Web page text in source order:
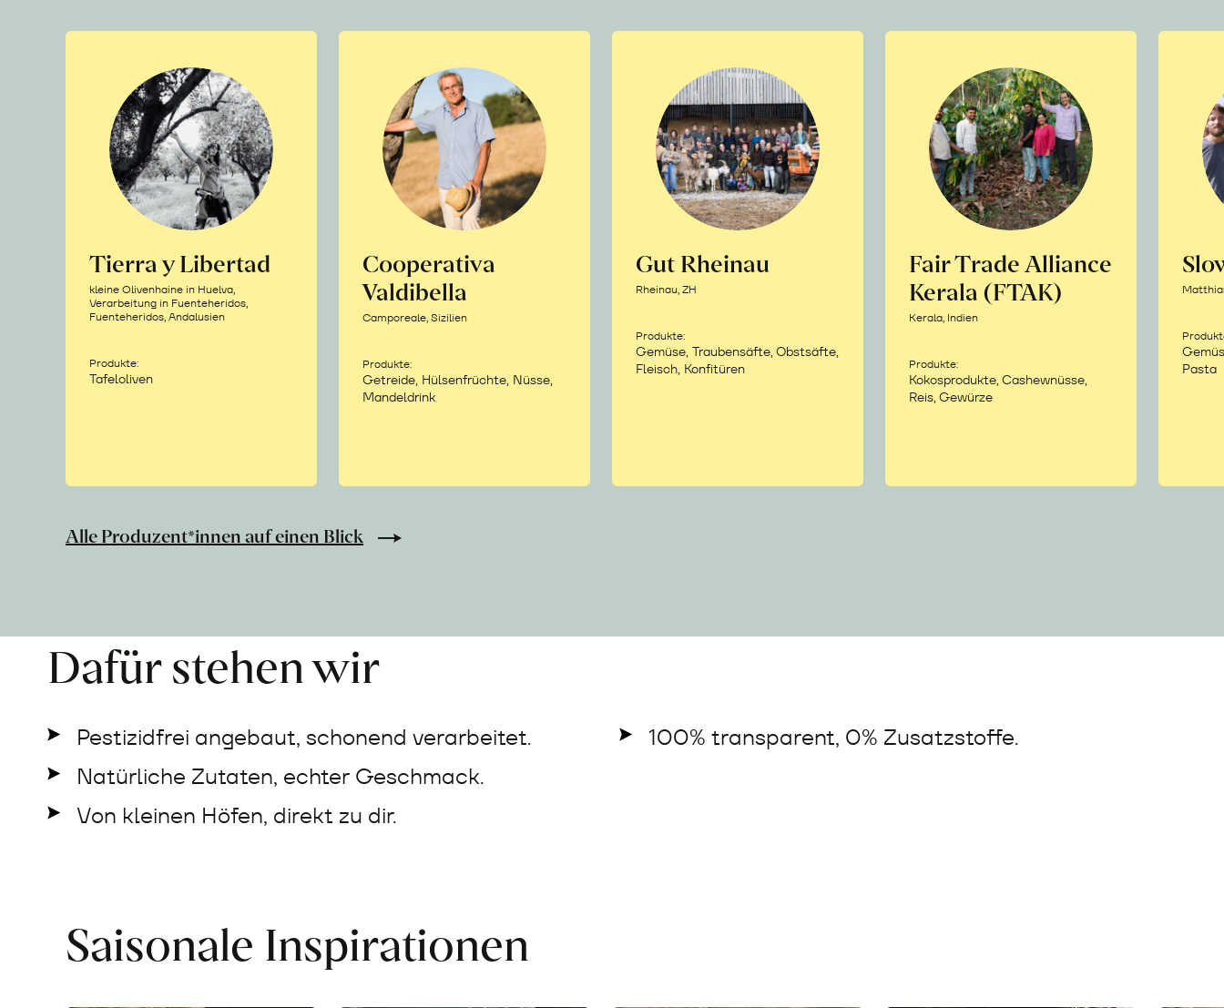
Tierra y Libertad
kleine Olivenhaine in Huelva,
Verarbeitung in Fuenteheridos,
Fuenteheridos, Andalusien
Produkte:
Tafeloliven
Cooperativa
Valdibella
Camporeale, Sizilien
Produkte:
Getreide, Hülsenfrüchte, Nüsse,
Mandeldrink
Gut Rheinau
Rheinau, ZH
Produkte:
Gemüse, Traubensäfte, Obstsäfte,
Fleisch, Konfitüren
Fair Trade Alliance
Kerala (FTAK)
Kerala, Indien
Produkte:
Kokosprodukte, Cashewnüsse,
Reis, Gewürze
Pasta
Alle Produzent*innen auf einen Blick
Dafür stehen wir
Pestizidfrei angebaut, schonend verarbeitet.
Natürliche Zutaten, echter Geschmack.
Von kleinen Höfen, direkt zu dir.
100% transparent, 0% Zusatzstoffe.
Saisonale Inspirationen